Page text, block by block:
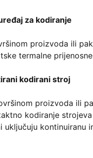
za kodiranje
proizvoda ili
termalne
kodirani stroj
proizvoda ili
kodiranje
kontinuiranu